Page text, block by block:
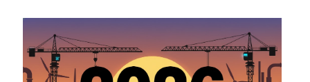
и
Китаем
в
области
глобальных